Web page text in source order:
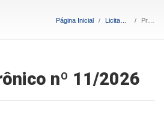
Página Inicial Licitações Pregão Eletrônico nº 11/2026
nº 11/2026